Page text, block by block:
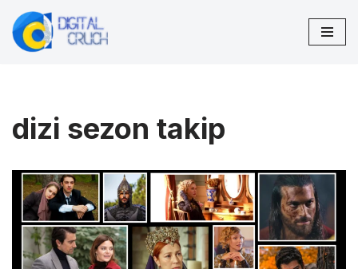
İçeriğe
dizi sezon takip